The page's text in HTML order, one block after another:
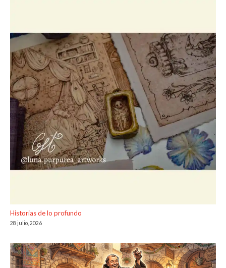
Historias de lo profundo
28 julio, 2026